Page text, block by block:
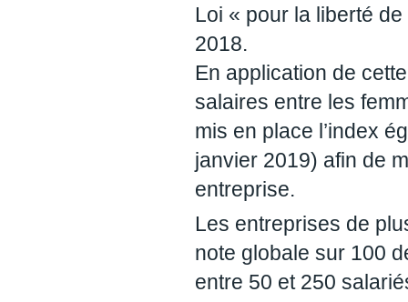
Loi « pour la liberté
2018.
En application de
salaires entre les
mis en place l’index
janvier 2019) afin de
entreprise.
Les entreprises de
note globale sur 100
entre 50 et 250